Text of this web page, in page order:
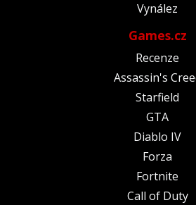
Vynález
Games.cz
Recenze
Assassin's
Starfield
GTA
Diablo IV
Forza
Fortnite
Call of Duty